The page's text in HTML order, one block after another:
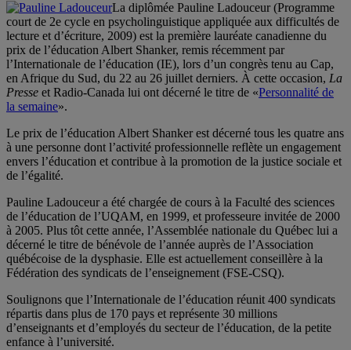
La diplômée Pauline Ladouceur (Programme
court de 2e cycle en psycholinguistique appliquée aux difficultés de
lecture et d’écriture, 2009) est la première lauréate canadienne du
prix de l’éducation Albert Shanker, remis récemment par
l’Internationale de l’éducation (IE), lors d’un congrès tenu au Cap,
en Afrique du Sud, du 22 au 26 juillet derniers. À cette occasion, La
Presse et Radio-Canada lui ont décerné le titre de «Personnalité de
la semaine».
Le prix de l’éducation Albert Shanker est décerné tous les quatre ans
à une personne dont l’activité professionnelle reflète un engagement
envers l’éducation et contribue à la promotion de la justice sociale et
de l’égalité.
Pauline Ladouceur a été chargée de cours à la Faculté des sciences
de l’éducation de l’UQAM, en 1999, et professeure invitée de 2000
à 2005. Plus tôt cette année, l’Assemblée nationale du Québec lui a
décerné le titre de bénévole de l’année auprès de l’Association
québécoise de la dysphasie. Elle est actuellement conseillère à la
Fédération des syndicats de l’enseignement (FSE-CSQ).
Soulignons que l’Internationale de l’éducation réunit 400 syndicats
répartis dans plus de 170 pays et représente 30 millions
d’enseignants et d’employés du secteur de l’éducation, de la petite
enfance à l’université.